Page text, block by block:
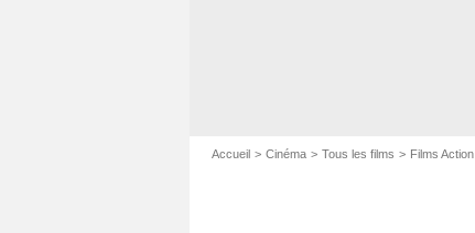
Accueil Cinéma Tous les films Films Action